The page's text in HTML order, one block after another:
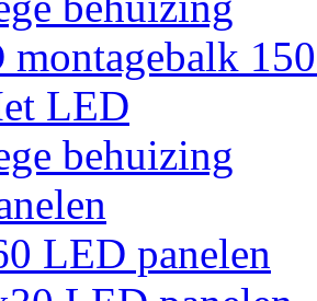
montagebalk
LED
behuizing
LED panelen